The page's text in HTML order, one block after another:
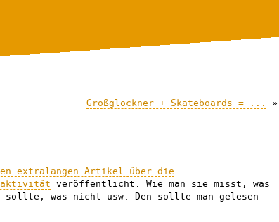
Großglockner + Skateboards = ... »
extralangen Artikel über die
veröffentlicht. Wie man sie misst, was
sollte, was nicht usw. Den sollte man gelesen